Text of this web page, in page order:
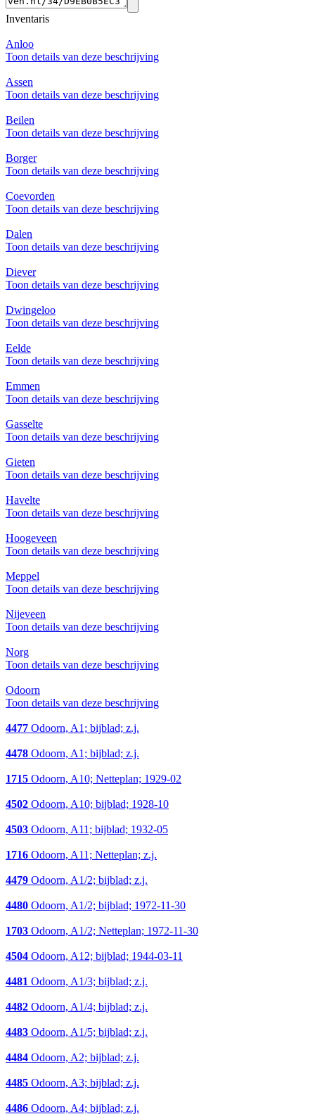
Inventaris
Anloo
Toon details van deze beschrijving
Assen
Toon details van deze beschrijving
Beilen
Toon details van deze beschrijving
Borger
Toon details van deze beschrijving
Coevorden
Toon details van deze beschrijving
Dalen
Toon details van deze beschrijving
Diever
Toon details van deze beschrijving
Dwingeloo
Toon details van deze beschrijving
Eelde
Toon details van deze beschrijving
Emmen
Toon details van deze beschrijving
Gasselte
Toon details van deze beschrijving
Gieten
Toon details van deze beschrijving
Havelte
Toon details van deze beschrijving
Hoogeveen
Toon details van deze beschrijving
Meppel
Toon details van deze beschrijving
Nijeveen
Toon details van deze beschrijving
Norg
Toon details van deze beschrijving
Odoorn
Toon details van deze beschrijving
4477 Odoorn, A1; bijblad; z.j.
4478 Odoorn, A1; bijblad; z.j.
1715 Odoorn, A10; Netteplan; 1929-02
4502 Odoorn, A10; bijblad; 1928-10
4503 Odoorn, A11; bijblad; 1932-05
1716 Odoorn, A11; Netteplan; z.j.
4479 Odoorn, A1/2; bijblad; z.j.
4480 Odoorn, A1/2; bijblad; 1972-11-30
1703 Odoorn, A1/2; Netteplan; 1972-11-30
4504 Odoorn, A12; bijblad; 1944-03-11
4481 Odoorn, A1/3; bijblad; z.j.
4482 Odoorn, A1/4; bijblad; z.j.
4483 Odoorn, A1/5; bijblad; z.j.
4484 Odoorn, A2; bijblad; z.j.
4485 Odoorn, A3; bijblad; z.j.
4486 Odoorn, A4; bijblad; z.j.